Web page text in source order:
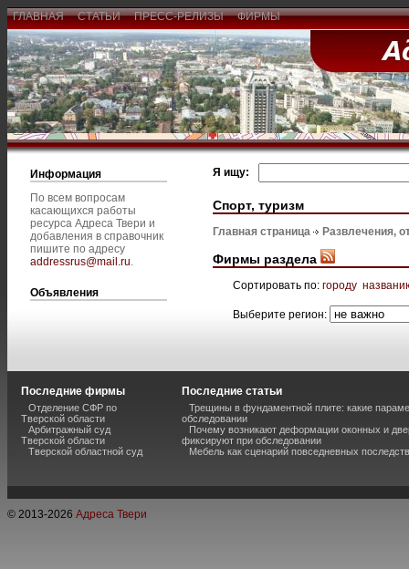
ГЛАВНАЯ СТАТЬИ ПРЕСС-РЕЛИЗЫ ФИРМЫ
Информация
По всем вопросам
касающихся работы
ресурса Адреса Твери и
добавления в справочник
пишите по адресу
addressrus@mail.ru.
Объявления
Я ищу:
Спорт, туризм
Главная страница Развлечения,
Фирмы раздела
Сортировать по: городу
Выберите регион:
Последние фирмы
Отделение СФР по
Тверской области
Арбитражный суд
Тверской области
Тверской областной суд
Последние статьи
Трещины в фундаментной плите: какие
обследовании
Почему возникают деформации оконных и
фиксируют при обследовании
Мебель как сценарий повседневных
© 2013-2026 Адреса Твери